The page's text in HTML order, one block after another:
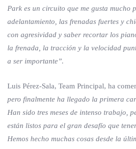
Park es un circuito que me gusta mucho
adelantamiento, las frenadas fuertes y
con agresividad y saber recortar los
la frenada, la tracción y la velocidad
a ser importante”.
Luis Pérez-Sala, Team Principal, ha
pero finalmente ha llegado la primera
Han sido tres meses de intenso trabajo,
están listos para el gran desafío que
Hemos hecho muchas cosas desde la